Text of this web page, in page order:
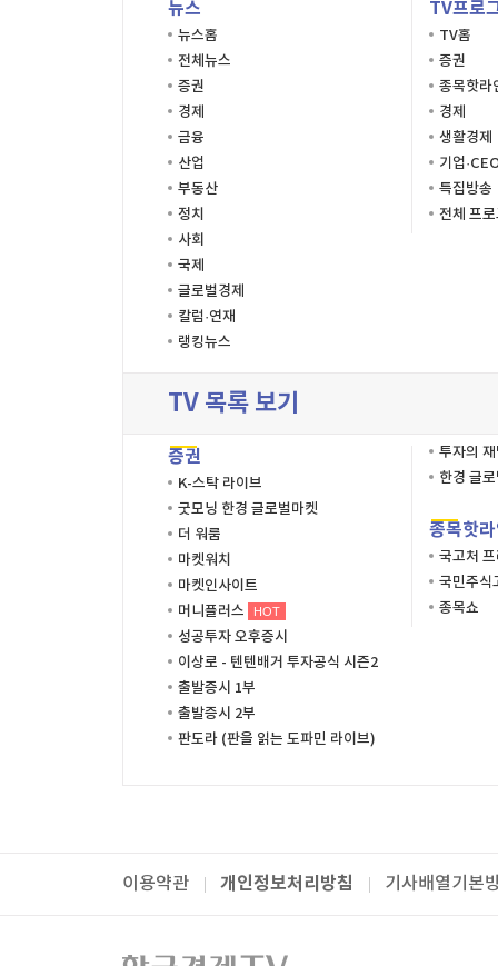
뉴스
뉴스홈
전체뉴스
증권
경제
금융
산업
부동산
정치
사회
국제
글로벌경제
칼럼·연재
랭킹뉴스
TV프로
TV홈
증권
종목핫라
경제
생활경제
기업
특집방송
전체 프
TV 목록 보기
증권
K-스탁 라이브
굿모닝 한경 글로벌마켓
더 워룸
마켓워치
마켓인사이트
머니플러스
HOT
성공투자 오후증시
이상로 - 텐텐배거 투자공식 시즌2
출발증시 1부
출발증시 2부
판도라 (판을 읽는 도파민 라이브)
투자의
한경 글
종목핫
국고처
국민주식
종목쇼
이용약관 개인정보처리방침 기사배열기본
패밀리사이트
한국경제TV